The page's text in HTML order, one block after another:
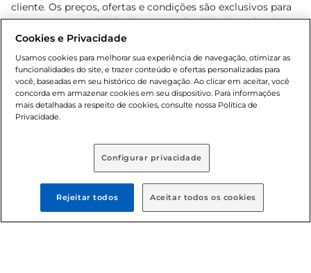
cliente. Os preços, ofertas e condições são exclusivos para
o e-commerce e válidos durante o dia de hoje, podendo
sofrer alterações sem prévia notificação. Proibida a venda
Lei n.º 8069/90, art. 81, inciso II (Estatuto da Criança e do
Adolescente). Preços e condições exclusivos para o
www.bretas.com.br, podendo sofrer alterações sem aviso
prévio. O valor mínimo para as compras on-line é de R$
80,00.
© 2025 Copyright. Todos os direitos
reservados Bretas.
Cookies e Privacidade
Usamos cookies para melhorar sua experiência de navegação, otimizar as
funcionalidades do site, e trazer conteúdo e ofertas personalizadas para
você, baseadas em seu histórico de navegação. Ao clicar em aceitar, você
concorda em armazenar cookies em seu dispositivo. Para informações
mais detalhadas a respeito de cookies, consulte nossa Política de
Privacidade.
Configurar privacidade
Rejeitar todos Aceitar todos os cookies